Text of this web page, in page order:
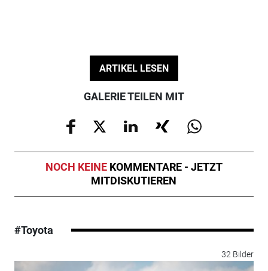
ARTIKEL LESEN
GALERIE TEILEN MIT
NOCH KEINE KOMMENTARE - JETZT
MITDISKUTIEREN
#Toyota
32 Bilder